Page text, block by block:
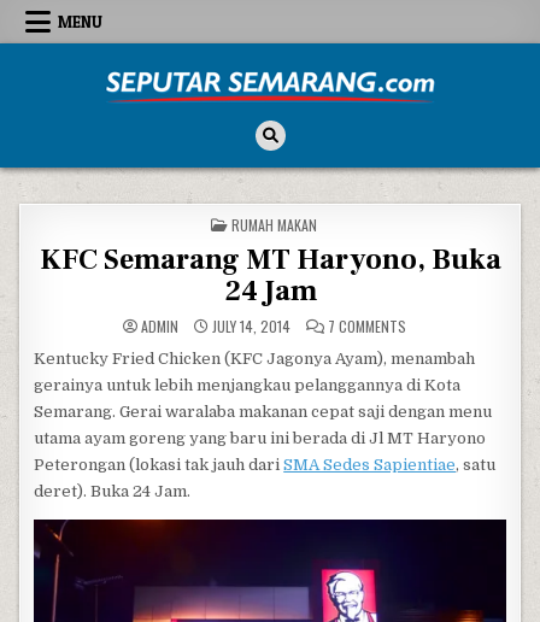
Skip to content
MENU
POSTED IN
RUMAH MAKAN
KFC Semarang MT Haryono, Buka
24 Jam
ADMIN JULY 14, 2014 7 COMMENTSON KFC SEMARANG
Kentucky Fried Chicken (KFC Jagonya Ayam), menambah
gerainya untuk lebih menjangkau pelanggannya di Kota
Semarang. Gerai waralaba makanan cepat saji dengan menu
utama ayam goreng yang baru ini berada di Jl MT Haryono
Peterongan (lokasi tak jauh dariSMA Sedes Sapientiae, satu
deret). Buka 24 Jam.